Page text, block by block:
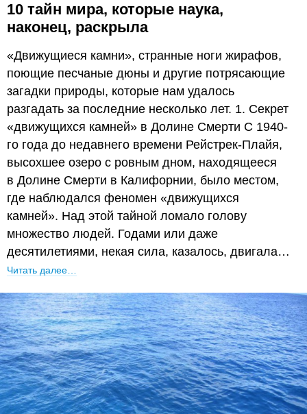
10 тайн мира, которые наука,
наконец, раскрыла
«Движущиеся камни», странные ноги жирафов,
поющие песчаные дюны и другие потрясающие
загадки природы, которые нам удалось
разгадать за последние несколько лет. 1. Секрет
«движущихся камней» в Долине Смерти С 1940-
го года до недавнего времени Рейстрек-Плайя,
высохшее озеро с ровным дном, находящееся
в Долине Смерти в Калифорнии, было местом,
где наблюдался феномен «движущихся
камней». Над этой тайной ломало голову
множество людей. Годами или даже
десятилетиями, некая сила, казалось, двигала…
Читать далее…